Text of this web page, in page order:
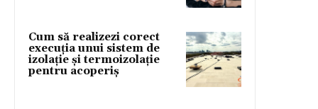
Cum să realizezi corect
execuția unui sistem de
izolație și termoizolație
pentru acoperiș